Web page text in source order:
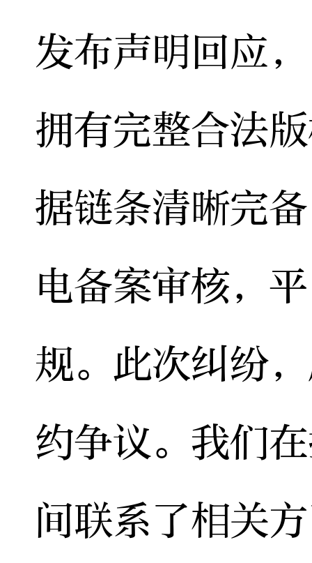
发布声明回应
拥有完整合法
据链条清晰完
电备案审核，
规。此次纠纷
约争议。我们
间联系了相关